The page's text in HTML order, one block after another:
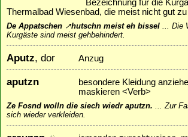
Bezeichnung für die
Thermalbad Wiesenbad, die meist nicht gut
De Appatschen ↗hutschn meist eh bissel ... Die
Kurgäste sind meist gehbehindert.
Aputz, dor Anzug
aputzn
besondere Kleidung
maskieren <Verb>
Ze Fosnd wolln die siech wiedr aputzn. ...Zur
sich wieder verkleiden.